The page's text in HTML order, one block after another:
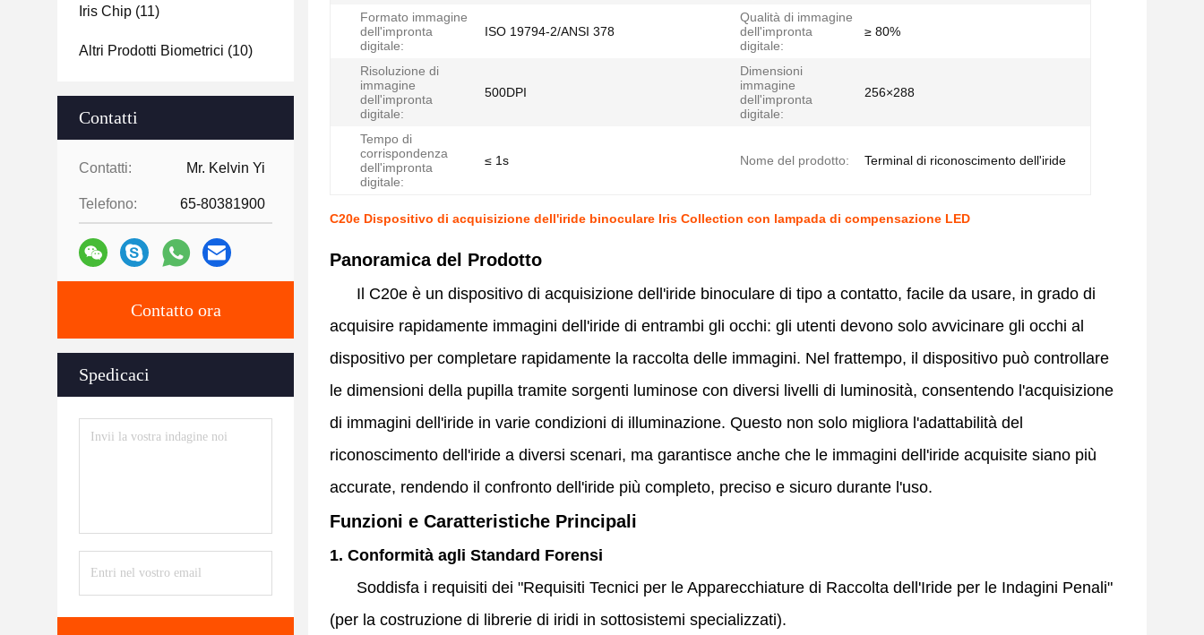
Iris Chip (11)
Altri Prodotti Biometrici (10)
Contatti
Contatti: Mr. Kelvin Yi
Telefono: 65-80381900
Contatto ora
Spedicaci
Formato immagine
dell'impronta
digitale:
ISO 19794-2/ANSI 378
Qualità di immagine
dell'impronta
digitale:
≥ 80%
Risoluzione di
immagine
dell'impronta
digitale:
500DPI
Dimensioni
immagine
dell'impronta
digitale:
256×288
Tempo di
corrispondenza
dell'impronta
digitale:
≤ 1s Nome del prodotto: Terminal di riconoscimento dell'iride
C20e Dispositivo di acquisizione dell'iride binoculare Iris Collection con lampada di compensazione LED
Panoramica del Prodotto
Il C20e è un dispositivo di acquisizione dell'iride binoculare di tipo a contatto, facile da usare, in grado di
acquisire rapidamente immagini dell'iride di entrambi gli occhi: gli utenti devono solo avvicinare gli occhi al
dispositivo per completare rapidamente la raccolta delle immagini. Nel frattempo, il dispositivo può controllare
le dimensioni della pupilla tramite sorgenti luminose con diversi livelli di luminosità, consentendo l'acquisizione
di immagini dell'iride in varie condizioni di illuminazione. Questo non solo migliora l'adattabilità del
riconoscimento dell'iride a diversi scenari, ma garantisce anche che le immagini dell'iride acquisite siano più
accurate, rendendo il confronto dell'iride più completo, preciso e sicuro durante l'uso.
Funzioni e Caratteristiche Principali
1. Conformità agli Standard Forensi
Soddisfa i requisiti dei "Requisiti Tecnici per le Apparecchiature di Raccolta dell'Iride per le Indagini Penali"
(per la costruzione di librerie di iridi in sottosistemi specializzati).